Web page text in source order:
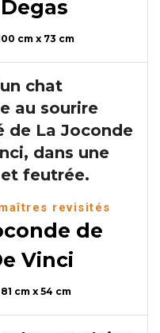
cm x 73 cm
revisités
de
Vinci
cm x 54 cm